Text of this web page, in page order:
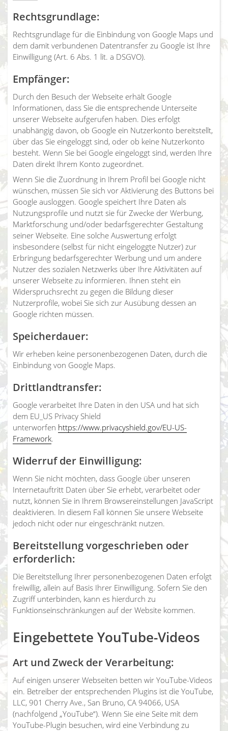
Rechtsgrundlage:
Rechtsgrundlage für die Einbindung von Google Maps und
dem damit verbundenen Datentransfer zu Google ist Ihre
Einwilligung (Art. 6 Abs. 1 lit. a DSGVO).
Empfänger:
Durch den Besuch der Webseite erhält Google
Informationen, dass Sie die entsprechende Unterseite
unserer Webseite aufgerufen haben. Dies erfolgt
unabhängig davon, ob Google ein Nutzerkonto bereitstellt,
über das Sie eingeloggt sind, oder ob keine Nutzerkonto
besteht. Wenn Sie bei Google eingeloggt sind, werden Ihre
Daten direkt Ihrem Konto zugeordnet.
Wenn Sie die Zuordnung in Ihrem Profil bei Google nicht
wünschen, müssen Sie sich vor Aktivierung des Buttons bei
Google ausloggen. Google speichert Ihre Daten als
Nutzungsprofile und nutzt sie für Zwecke der Werbung,
Marktforschung und/oder bedarfsgerechter Gestaltung
seiner Webseite. Eine solche Auswertung erfolgt
insbesondere (selbst für nicht eingeloggte Nutzer) zur
Erbringung bedarfsgerechter Werbung und um andere
Nutzer des sozialen Netzwerks über Ihre Aktivitäten auf
unserer Webseite zu informieren. Ihnen steht ein
Widerspruchsrecht zu gegen die Bildung dieser
Nutzerprofile, wobei Sie sich zur Ausübung dessen an
Google richten müssen.
Speicherdauer:
Wir erheben keine personenbezogenen Daten, durch die
Einbindung von Google Maps.
Drittlandtransfer:
Google verarbeitet Ihre Daten in den USA und hat sich
dem EU_US Privacy Shield
unterworfen https://www.privacyshield.gov/EU-US-
Framework.
Widerruf der Einwilligung:
Wenn Sie nicht möchten, dass Google über unseren
Internetauftritt Daten über Sie erhebt, verarbeitet oder
nutzt, können Sie in Ihrem Browsereinstellungen JavaScript
deaktivieren. In diesem Fall können Sie unsere Webseite
jedoch nicht oder nur eingeschränkt nutzen.
Bereitstellung vorgeschrieben oder
erforderlich:
Die Bereitstellung Ihrer personenbezogenen Daten erfolgt
freiwillig, allein auf Basis Ihrer Einwilligung. Sofern Sie den
Zugriff unterbinden, kann es hierdurch zu
Funktionseinschränkungen auf der Website kommen.
Eingebettete YouTube-Videos
Art und Zweck der Verarbeitung:
Auf einigen unserer Webseiten betten wir YouTube-Videos
ein. Betreiber der entsprechenden Plugins ist die YouTube,
LLC, 901 Cherry Ave., San Bruno, CA 94066, USA
(nachfolgend „YouTube“). Wenn Sie eine Seite mit dem
YouTube-Plugin besuchen, wird eine Verbindung zu